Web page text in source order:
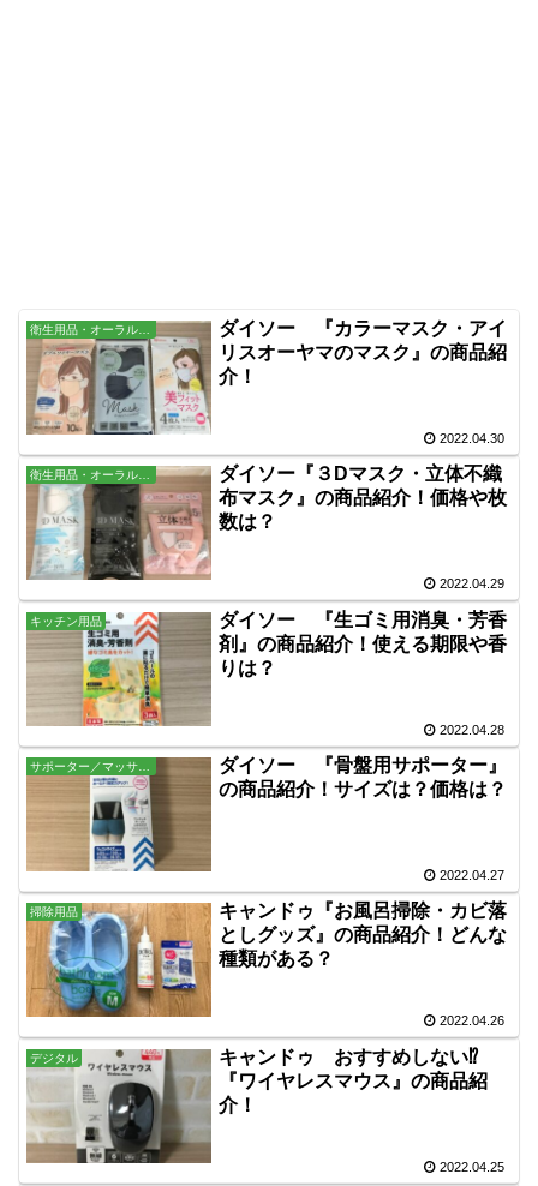
ダイソー 『カラーマスク・アイ
リスオーヤマのマスク』の商品紹
介！
2022.04.30
衛生用品・オーラル・バス用品
ダイソー『３Dマスク・立体不織
布マスク』の商品紹介！価格や枚
数は？
2022.04.29
キッチン用品
ダイソー 『生ゴミ用消臭・芳香
剤』の商品紹介！使える期限や香
りは？
2022.04.28
ダイソー 『骨盤用サポーター』
の商品紹介！サイズは？価格は？
2022.04.27
掃除用品
キャンドゥ『お風呂掃除・カビ落
としグッズ』の商品紹介！どんな
種類がある？
2022.04.26
デジタル
キャンドゥ おすすめしない⁉
『ワイヤレスマウス』の商品紹
介！
2022.04.25